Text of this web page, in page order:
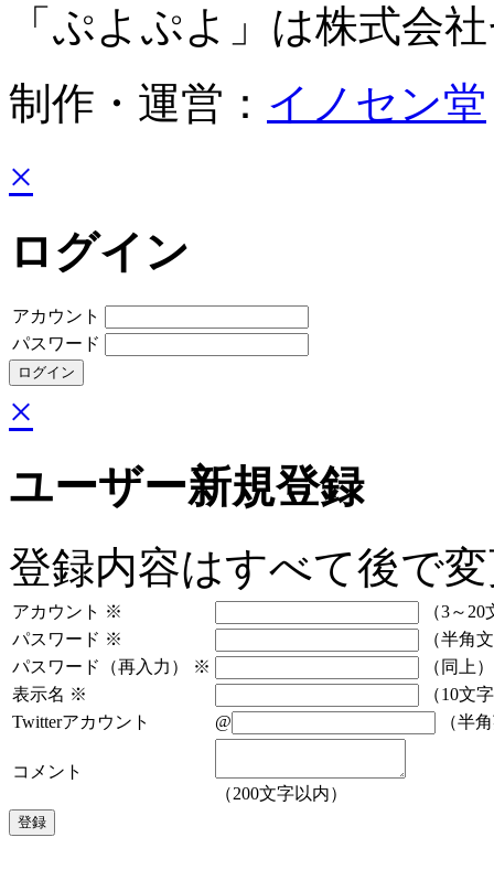
「ぷよぷよ」は株式会
制作・運営： イノセン堂
×
ログイン
アカウント
パスワード
×
ユーザー新規登録
登録内容はすべて後で
アカウント ※
（3～
パスワード ※
（半角
パスワード（再入力）
※
（同上）
表示名 ※
（10文
Twitterアカウント
@ （半
コメント
（200文字以内）